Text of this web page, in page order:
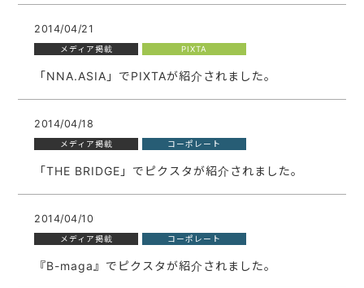
2014/04/21
メディア掲載 PIXTA
「NNA.ASIA」でPIXTAが紹介されました。
2014/04/18
メディア掲載 コーポレート
「THE BRIDGE」でピクスタが紹介されました。
2014/04/10
メディア掲載 コーポレート
『B-maga』でピクスタが紹介されました。